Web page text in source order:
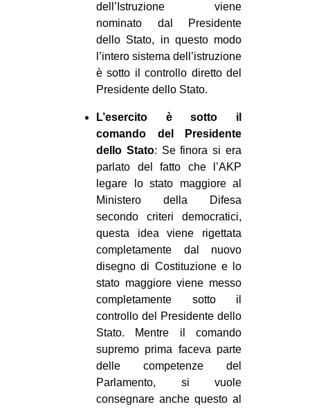
dell’Istruzione viene
nominato dal Presidente
dello Stato, in questo modo
l’intero sistema dell’istruzione
è sotto il controllo diretto del
Presidente dello Stato.
L’esercito è sotto il
comando del Presidente
dello Stato: Se finora si era
parlato del fatto che l’AKP
legare lo stato maggiore al
Ministero della Difesa
secondo criteri democratici,
questa idea viene rigettata
completamente dal nuovo
disegno di Costituzione e lo
stato maggiore viene messo
completamente sotto il
controllo del Presidente dello
Stato. Mentre il comando
supremo prima faceva parte
delle competenze del
Parlamento, si vuole
consegnare anche questo al